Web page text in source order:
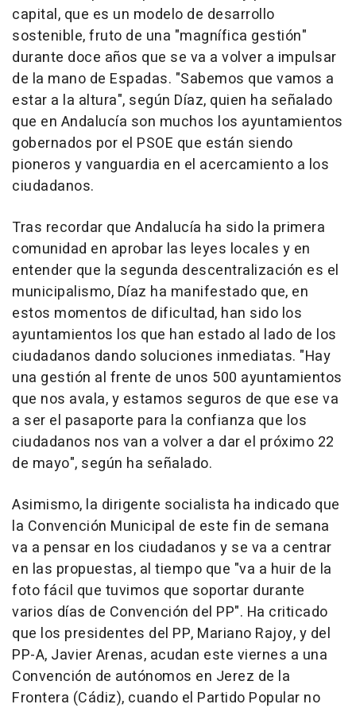
capital, que es un modelo de desarrollo
sostenible, fruto de una "magnífica gestión"
durante doce años que se va a volver a impulsar
de la mano de Espadas. "Sabemos que vamos a
estar a la altura", según Díaz, quien ha señalado
que en Andalucía son muchos los ayuntamientos
gobernados por el PSOE que están siendo
pioneros y vanguardia en el acercamiento a los
ciudadanos.
Tras recordar que Andalucía ha sido la primera
comunidad en aprobar las leyes locales y en
entender que la segunda descentralización es el
municipalismo, Díaz ha manifestado que, en
estos momentos de dificultad, han sido los
ayuntamientos los que han estado al lado de los
ciudadanos dando soluciones inmediatas. "Hay
una gestión al frente de unos 500 ayuntamientos
que nos avala, y estamos seguros de que ese va
a ser el pasaporte para la confianza que los
ciudadanos nos van a volver a dar el próximo 22
de mayo", según ha señalado.
Asimismo, la dirigente socialista ha indicado que
la Convención Municipal de este fin de semana
va a pensar en los ciudadanos y se va a centrar
en las propuestas, al tiempo que "va a huir de la
foto fácil que tuvimos que soportar durante
varios días de Convención del PP". Ha criticado
que los presidentes del PP, Mariano Rajoy, y del
PP-A, Javier Arenas, acudan este viernes a una
Convención de autónomos en Jerez de la
Frontera (Cádiz), cuando el Partido Popular no